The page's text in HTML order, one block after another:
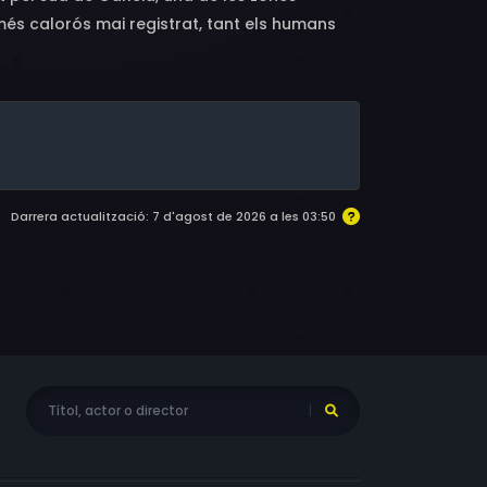
calorós mai registrat, tant els humans
inextingibles.
Darrera actualització: 7 d'agost de 2026 a les 03:50